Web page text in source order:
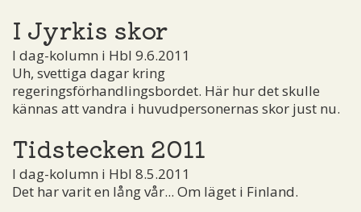
I Jyrkis skor
I dag-kolumn i Hbl 9.6.2011
Uh, svettiga dagar kring
regeringsförhandlingsbordet. Här hur det skulle
kännas att vandra i huvudpersonernas skor just nu.
Tidstecken 2011
I dag-kolumn i Hbl 8.5.2011
Det har varit en lång vår... Om läget i Finland.